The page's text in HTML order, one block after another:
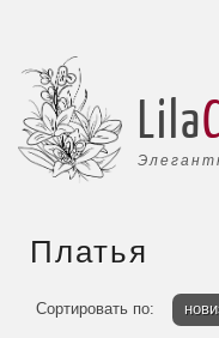
Lila
Платья
Сортировать по: